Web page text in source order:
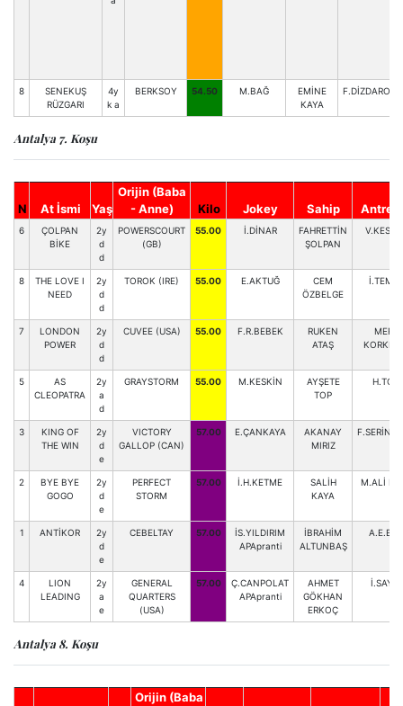
8
SENEKUŞ
RÜZGARI
4y
k a
BERKSOY 54.50 M.BAĞ
EMİNE
KAYA
Antalya 7. Koşu
N At İsmi Yaş
Orijin (Baba
- Anne)
Kilo Jokey Sahip
6
ÇOLPAN
BİKE
2y
d
d
POWERSCOURT
(GB)
55.00 İ.DİNAR
FAHRETTİN
ŞOLPAN
8
THE LOVE I
NEED
2y
d
d
TOROK (IRE) 55.00 E.AKTUĞ
CEM
ÖZBELGE
İ.TEMEL
7
LONDON
POWER
2y
d
d
CUVEE (USA) 55.00 F.R.BEBEK
RUKEN
ATAŞ
MERT
5
AS
CLEOPATRA
2y
a
d
GRAYSTORM 55.00 M.KESKİN
AYŞETE
TOP
H.TOP
3
KING OF
THE WIN
2y
d
e
VICTORY
GALLOP (CAN)
57.00 E.ÇANKAYA
AKANAY
MIRIZ
2
BYE BYE
GOGO
2y
d
e
PERFECT
STORM
57.00 İ.H.KETME
SALİH
KAYA
M.ALİ
1 ANTİKOR
2y
d
e
CEBELTAY 57.00
İS.YILDIRIM
APApranti
İBRAHİM
ALTUNBAŞ
A.E.BAŞ
4
LION
LEADING
2y
a
e
GENERAL
QUARTERS
(USA)
57.00
Ç.CANPOLAT
APApranti
AHMET
GÖKHAN
ERKOÇ
İ.SAYIS
Antalya 8. Koşu
Orijin (Baba